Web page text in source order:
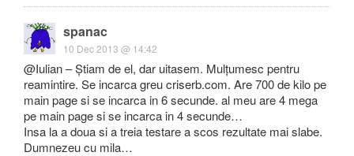
spanac
10 Dec 2013 @ 14:42
@Iulian – Știam de el, dar uitasem. Mulțumesc pentru
reamintire. Se incarca greu criserb.com. Are 700 de kilo pe
main page si se incarca in 6 secunde. al meu are 4 mega
pe main page si se incarca in 4 secunde…
Insa la a doua si a treia testare a scos rezultate mai slabe.
Dumnezeu cu mila…